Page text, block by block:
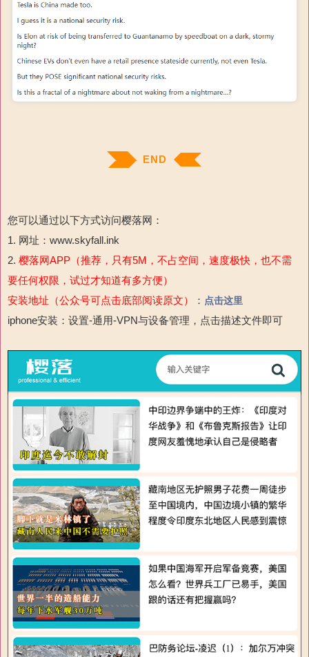
END
您可以通过以下方式访问樱落网：
1. 网址：www.skyfall.ink
2. 樱落网APP（推荐，只有5M，不占空间，速度极快，也不需
要任何权限，试过才知道有多方便）
安装地址（公众号可点击底部阅读原文）
： 点击这里
iphone安装：设置-通用-VPN与设备管理，点击描述文件即可